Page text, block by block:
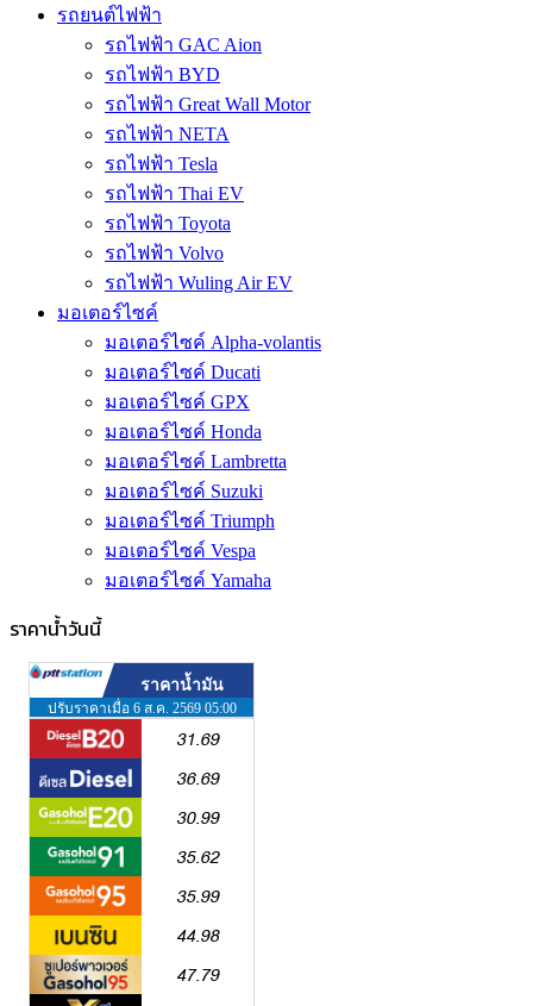
รถยนต์ไฟฟ้า
รถไฟฟ้า GAC Aion
รถไฟฟ้า BYD
รถไฟฟ้า Great Wall Motor
รถไฟฟ้า NETA
รถไฟฟ้า Tesla
รถไฟฟ้า Thai EV
รถไฟฟ้า Toyota
รถไฟฟ้า Volvo
รถไฟฟ้า Wuling Air EV
มอเตอร์ไซค์
มอเตอร์ไซค์ Alpha-volantis
มอเตอร์ไซค์ Ducati
มอเตอร์ไซค์ GPX
มอเตอร์ไซค์ Honda
มอเตอร์ไซค์ Lambretta
มอเตอร์ไซค์ Suzuki
มอเตอร์ไซค์ Triumph
มอเตอร์ไซค์ Vespa
มอเตอร์ไซค์ Yamaha
ราคาน้ำวันนี้